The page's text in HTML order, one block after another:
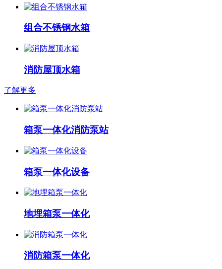
组合不锈钢水箱
消防屋顶水箱
了解更多
箱泵一体化消防泵站
箱泵一体化设备
地埋箱泵一体化
消防箱泵一体化